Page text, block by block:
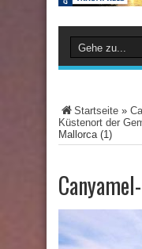
Startseite »
Küstenort der
Mallorca (1)